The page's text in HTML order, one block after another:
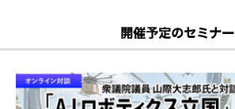
開催予定のセミナー